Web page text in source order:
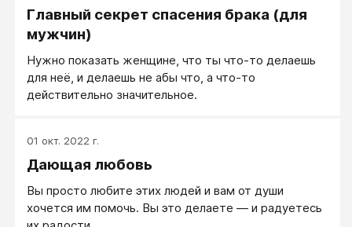
Главный секрет спасения брака (для
мужчин)
Нужно показать женщине, что ты что-то делаешь
для неё, и делаешь не абы что, а что-то
действительно значительное.
01 окт. 2022 г.
Дающая любовь
Вы просто любите этих людей и вам от души
хочется им помочь. Вы это делаете ― и радуетесь